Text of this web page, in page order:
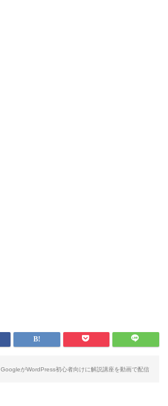
GoogleがWordPress初心者向けに解説講座を動画で配信